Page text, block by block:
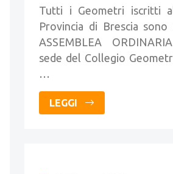
Tutti i Geometri iscritti
Provincia di Brescia sono
ASSEMBLEA
sede del Collegio
…
LEGGI